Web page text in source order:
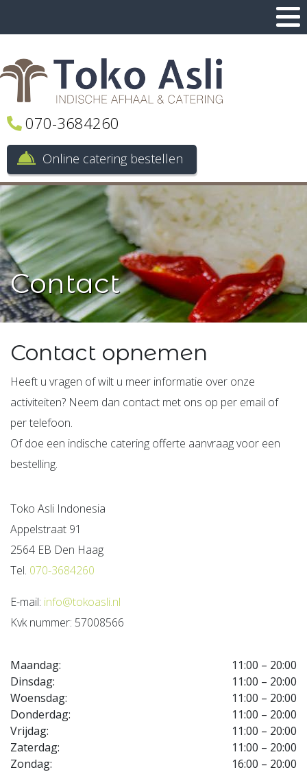
070-3684260
Online catering bestellen
Contact
Contact opnemen
Heeft u vragen of wilt u meer informatie over onze
activiteiten? Neem dan contact met ons op per email of
per telefoon.
Of doe een indische catering offerte aanvraag voor een
bestelling.
Toko Asli Indonesia
Appelstraat 91
2564 EB Den Haag
Tel. 070-3684260
E-mail: info@tokoasli.nl
Kvk nummer: 57008566
Maandag:
11:00 – 20:00
Dinsdag:
11:00 – 20:00
Woensdag:
11:00 – 20:00
Donderdag:
11:00 – 20:00
Vrijdag:
11:00 – 20:00
Zaterdag:
11:00 – 20:00
Zondag:
16:00 – 20:00